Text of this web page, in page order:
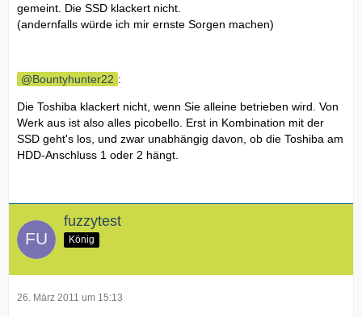
gemeint. Die SSD klackert nicht.
(andernfalls würde ich mir ernste Sorgen machen)
Bountyhunter22 :
Die Toshiba klackert nicht, wenn Sie alleine betrieben wird. Von
Werk aus ist also alles picobello. Erst in Kombination mit der
SSD geht's los, und zwar unabhängig davon, ob die Toshiba am
HDD-Anschluss 1 oder 2 hängt.
fuzzytest
König
26. März 2011 um 15:13